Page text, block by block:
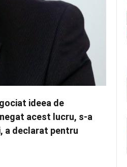
ideea de
acest lucru, s-a
a declarat pentru